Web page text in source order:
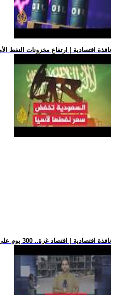
.. نافذة اقتصادية | ارتفاع مخزونات النفط
.. نافذة اقتصادية | اقتصاد غزة.. 300 يوم على اتفاق وقف إطلاق ال